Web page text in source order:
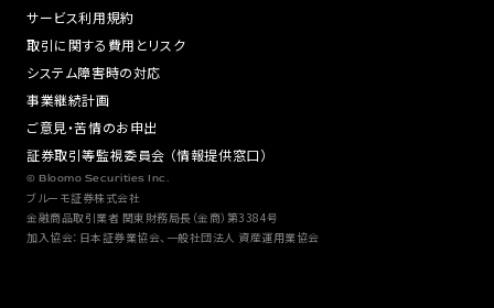
サービス利用規約
取引に関する費用とリスク
システム障害時の対応
事業継続計画
ご意見・苦情のお申出
証券取引等監視委員会 （情報提供窓口）
© Bloomo Securities Inc.
ブルーモ証券株式会社
金融商品取引業者 関東財務局長（金商）第3384号
加入協会：日本証券業協会、一般社団法人 資産運用業協会